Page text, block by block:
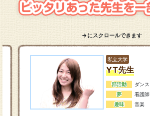
→にスクロールできます
私立大学
YT先生
部活動
ダンス
夢
看護師
趣味
音楽